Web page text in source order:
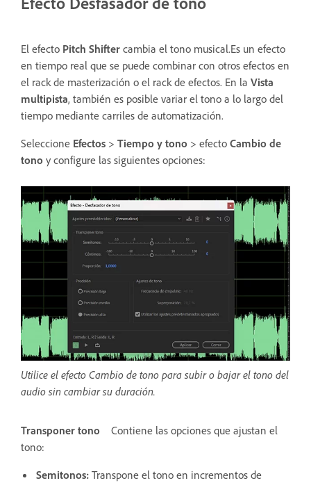
El efecto Pitch Shifter cambia el tono musical.Es un efecto
en tiempo real que se puede combinar con otros efectos en
el rack de masterización o el rack de efectos. En la Vista
multipista, también es posible variar el tono a lo largo del
tiempo mediante carriles de automatización.
Seleccione Efectos > Tiempo y tono > efecto Cambio de
tono y configure las siguientes opciones:
Utilice el efecto Cambio de tono para subir o bajar el tono del
audio sin cambiar su duración.
Transponer tono
Contiene las opciones que ajustan el
tono:
Semitonos: Transpone el tono en incrementos de